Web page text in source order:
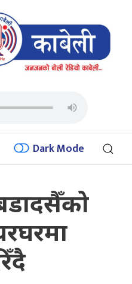
Dark Mode